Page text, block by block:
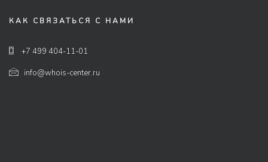
КАК СВЯЗАТЬСЯ С НАМИ
+7 499 404-11-01
info@whois-center.ru